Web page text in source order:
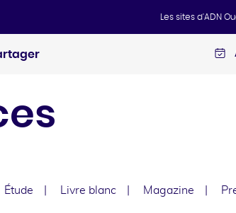
Les sites d'ADN
Étude Livre blanc Magazine